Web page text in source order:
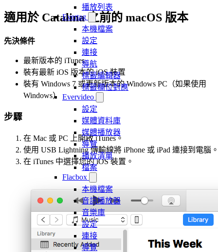
播放列表
Evertag
本機檔案
設定
連接
導航
標籤編輯器
標籤欄位對應
Evervideo
設定
媒體資料庫
媒體播放器
導覽
播放清單
檔案
Flacbox
本機檔案
音訊播放器
音樂庫
設定
連接
導覽
適用於 Catalina 之前的 macOS 版本
先決條件
最新版本的 iTunes
裝有最新 iOS 版本的 iOS 裝置
裝有 Windows 7 或更新版本的 Windows PC（如果使用
Windows）
步驟
在 Mac 或 PC 上開啟 iTunes。
使用 USB Lightning 傳輸線將 iPhone 或 iPad 連接到電腦
在 iTunes 中選擇您的 iOS 裝置。